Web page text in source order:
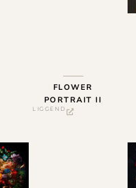
FLOWER
PORTRAIT II
LIGGEND